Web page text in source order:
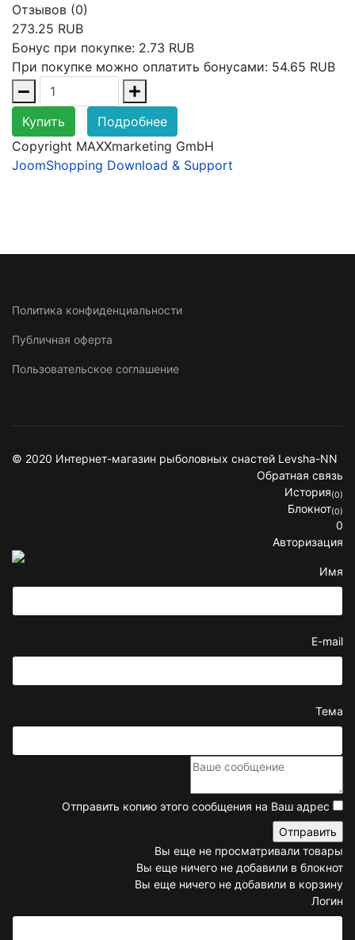
Отзывов (0)
273.25 RUB
Бонус при покупке: 2.73 RUB
При покупке можно оплатить бонусами: 54.65 RUB
Купить
Подробнее
Copyright MAXXmarketing GmbH
JoomShopping Download & Support
Политика конфиденциальности
Публичная оферта
Пользовательское соглашение
© 2020 Интернет-магазин рыболовных снастей Levsha-NN
Обратная связь
История(0)
Блокнот(0)
0
Авторизация
Имя
E-mail
Тема
Отправить копию этого сообщения на Ваш адрес
Вы еще не просматривали товары
Вы еще ничего не добавили в блокнот
Вы еще ничего не добавили в корзину
Логин